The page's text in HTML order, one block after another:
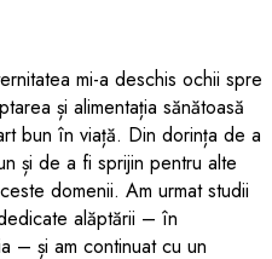
mi-a deschis ochii spre
și alimentația sănătoasă
bun în viață. Din dorința de a
și de a fi sprijin pentru alte
domenii. Am urmat studii
alăptării – în
– și am continuat cu un